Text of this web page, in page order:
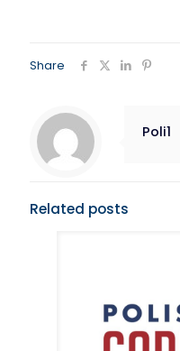
Share
Poli1
Related posts